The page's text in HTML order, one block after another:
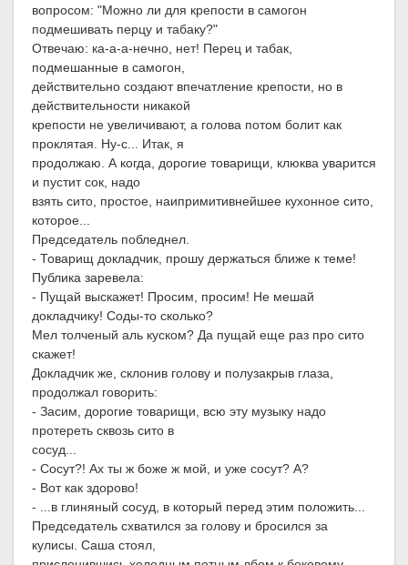
вопросом: "Можно ли для крепости в самогон
подмешивать перцу и табаку?"
Отвечаю: ка-а-а-нечно, нет! Перец и табак,
подмешанные в самогон,
действительно создают впечатление крепости, но в
действительности никакой
крепости не увеличивают, а голова потом болит как
проклятая. Ну-с... Итак, я
продолжаю. А когда, дорогие товарищи, клюква уварится
и пустит сок, надо
взять сито, простое, наипримитивнейшее кухонное сито,
которое...
Председатель побледнел.
- Товарищ докладчик, прошу держаться ближе к теме!
Публика заревела:
- Пущай выскажет! Просим, просим! Не мешай
докладчику! Соды-то сколько?
Мел толченый аль куском? Да пущай еще раз про сито
скажет!
Докладчик же, склонив голову и полузакрыв глаза,
продолжал говорить:
- Засим, дорогие товарищи, всю эту музыку надо
протереть сквозь сито в
сосуд...
- Сосут?! Ах ты ж боже ж мой, и уже сосут? А?
- Вот как здорово!
- ...в глиняный сосуд, в который перед этим положить...
Председатель схватился за голову и бросился за
кулисы. Саша стоял,